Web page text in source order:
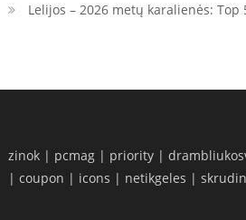
Lelijos – 2026 metų karalienės: Top
zinok | pcmag | priority |
|coupon | icons | netikgeles |